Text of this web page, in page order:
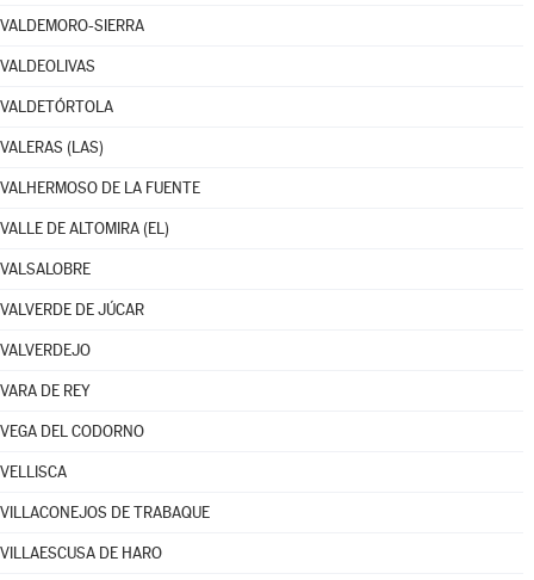
VALDEMORO-SIERRA
VALDEOLIVAS
VALDETÓRTOLA
VALERAS (LAS)
VALHERMOSO DE LA FUENTE
VALLE DE ALTOMIRA (EL)
VALSALOBRE
VALVERDE DE JÚCAR
VALVERDEJO
VARA DE REY
VEGA DEL CODORNO
VELLISCA
VILLACONEJOS DE TRABAQUE
VILLAESCUSA DE HARO